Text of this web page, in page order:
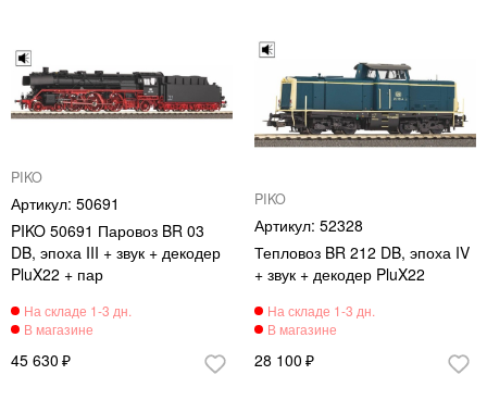
PIKO
50691
PIKO 50691 Паровоз BR 03
DB, эпоха III + звук + декодер
PluX22 + пар
45 630
PIKO
52328
Тепловоз BR 212 DB, эпоха IV
+ звук + декодер PluX22
28 100